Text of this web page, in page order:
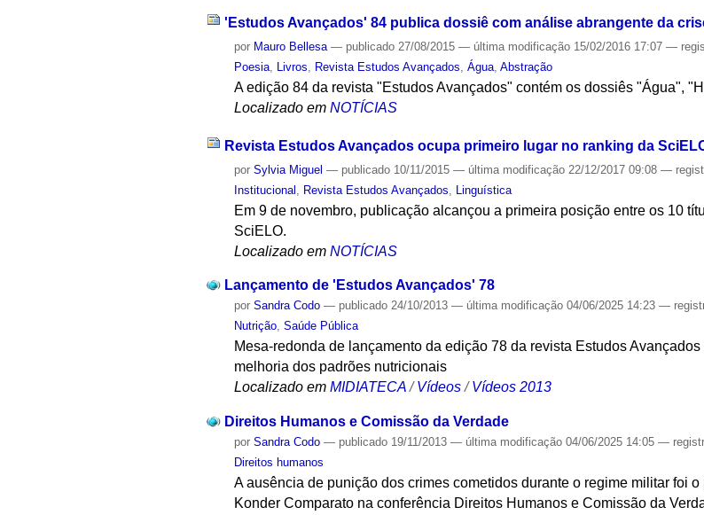
'Estudos Avançados' 84 publica dossiê com análise abrangente da
por Mauro Bellesa — publicado 27/08/2015— última modificação 15/02/2016 17:07—
Poesia
Livros Revista Estudos Avançados ,Água ,Abstração
A edição 84 da revista "Estudos Avançados" contém os dossiês "Água",
Localizado em NOTÍCIAS
Revista Estudos Avançados ocupa primeiro lugar no ranking da
porSylvia Miguel — publicado 10/11/2015— última modificação 22/12/2017 09:08—
Institucional
Revista Estudos Avançados Linguística
Em 9 de novembro, publicação alcançou a primeira posição entre os 10
SciELO.
Localizado em NOTÍCIAS
Lançamento de 'Estudos Avançados' 78
porSandra Codo — publicado 24/10/2013— última modificação 04/06/2025 14:23—
Nutrição,Saúde Pública
Mesa-redonda de lançamento da edição 78 da revista Estudos
melhoria dos padrões nutricionais
Localizado em MIDIATECA /Vídeos /Vídeos 2013
Direitos Humanos e Comissão da Verdade
porSandra Codo — publicado 19/11/2013— última modificação 04/06/2025 14:05—
Direitos humanos
A ausência de punição dos crimes cometidos durante o regime militar foi
Konder Comparato na conferência Direitos Humanos e Comissão da